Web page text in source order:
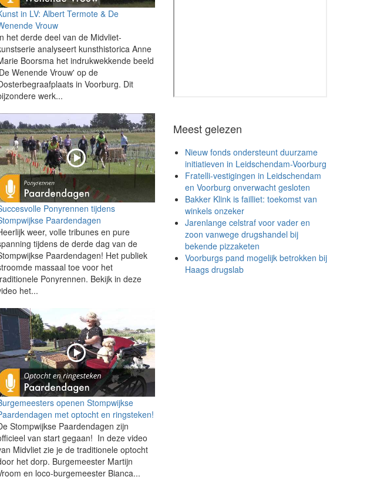
in LV: Albert Termote & De
Vrouw
het derde deel van de Midvliet-
analyseert kunsthistorica Anne
Boorsma het indrukwekkende beeld
Wenende Vrouw' op de
in Voorburg. Dit
werk...
Ponyrennen tijdens
Paardendagen
weer, volle tribunes en pure
tijdens de derde dag van de
Paardendagen! Het publiek
massaal toe voor het
Ponyrennen. Bekijk in deze
het...
openen Stompwijkse
met optocht en ringsteken!
Stompwijkse Paardendagen zijn
van start gegaan! In deze video
Midvliet zie je de traditionele optocht
het dorp. Burgemeester Martijn
en loco-burgemeester Bianca...
Meest gelezen
Nieuw fonds ondersteunt duurzame
initiatieven in Leidschendam-Voorburg
Fratelli-vestigingen in Leidschendam
en Voorburg onverwacht gesloten
Bakker Klink is failliet: toekomst van
winkels onzeker
Jarenlange celstraf voor vader en
zoon vanwege drugshandel bij
bekende pizzaketen
Voorburgs pand mogelijk betrokken bij
Haags drugslab